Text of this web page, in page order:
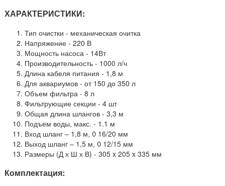
ХАРАКТЕРИСТИКИ:
Тип очистки - механическая очитка
Напряжение - 220 В
Мощность насоса - 14Вт
Производительность - 1000 л/ч
Длина кабеля питания - 1,8 м
Для аквариумов - от 150 до 350 л
Объем фильтра - 8 л
Фильтрующие секции - 4 шт
Общая длина шлангов - 3,3 м
Подъем воды, макс. - 1.1 м
Вход шланг – 1,8 м,  16/20 мм
Выход шланг – 1,5 м,  12/15 мм
Размеры (Д х Ш х В) - 305 x 205 x 335 мм
Комплектация: